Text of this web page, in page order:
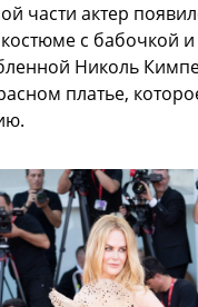
части актер
с бабочкой
Николь
платье,